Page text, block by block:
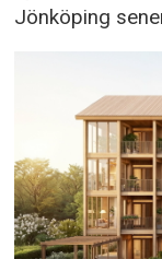
Jönköping